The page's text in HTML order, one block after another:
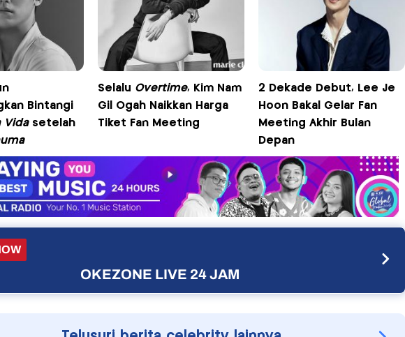
Bintangi
Vidasetelah
Selalu Overtime, Kim Nam
Gil Ogah Naikkan Harga
Tiket Fan Meeting
2 Dekade Debut, Lee Je
Hoon Bakal Gelar Fan
Meeting Akhir Bulan
Depan
OKEZONE LIVE 24 JAM